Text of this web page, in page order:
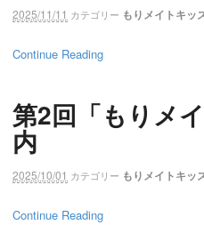
2025/11/11 カテゴリー もりメイトキッ
Continue Reading
第2回「もりメ
内
2025/10/01 カテゴリー もりメイトキッ
Continue Reading